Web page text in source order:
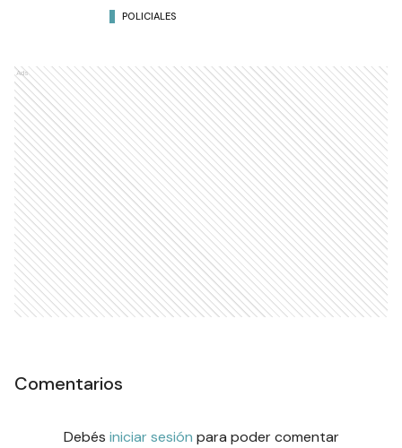
POLICIALES
Ads
Comentarios
Debés iniciar sesión para poder comentar